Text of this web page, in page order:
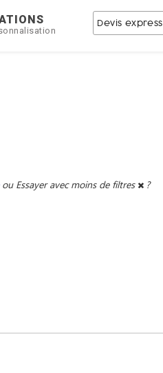
Devis express
ou Essayer avec moins de filtres ?